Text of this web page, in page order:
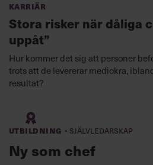
Karriär
Stora risker när dåliga
uppåt”
Hur kommer det sig att personer
trots att de levererar mediokra,
resultat?
Utbildning · Självledarskap
Ny som chef